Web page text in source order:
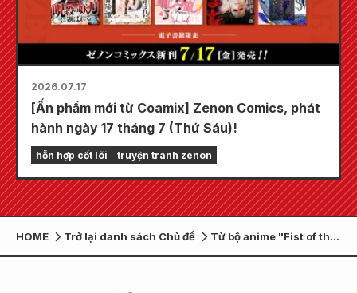
2026.07.17
[Ấn phẩm mới từ Coamix] Zenon Comics, phát
hành ngày 17 tháng 7 (Thứ Sáu)!
hỗn hợp cốt lõi truyện tranh zenon
HOME Trở lại danh sách Chủ đề
Từ bộ anime "Fist of the